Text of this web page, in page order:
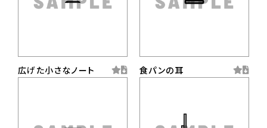
広げた小さなノート 食パンの耳